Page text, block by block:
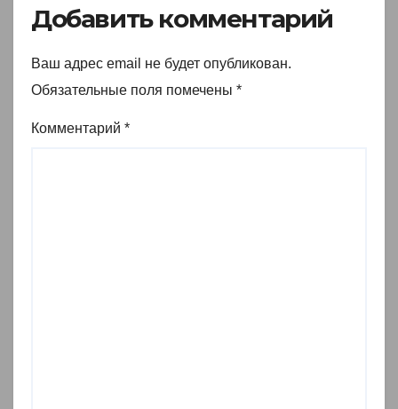
Добавить комментарий
Ваш адрес email не будет опубликован.
Обязательные поля помечены *
Комментарий *